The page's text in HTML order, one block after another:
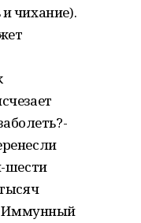
чихание).
шести
Иммунный